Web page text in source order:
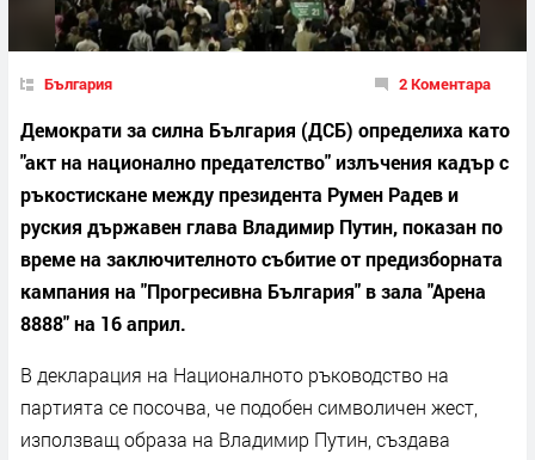
България 2 Коментара
Демократи за силна България (ДСБ) определиха като
"акт на национално предателство" излъчения кадър с
ръкостискане между президента Румен Радев и
руския държавен глава Владимир Путин, показан по
време на заключителното събитие от предизборната
кампания на "Прогресивна България" в зала "Арена
8888" на 16 април.
В декларация на Националното ръководство на
партията се посочва, че подобен символичен жест,
използващ образа на Владимир Путин, създава